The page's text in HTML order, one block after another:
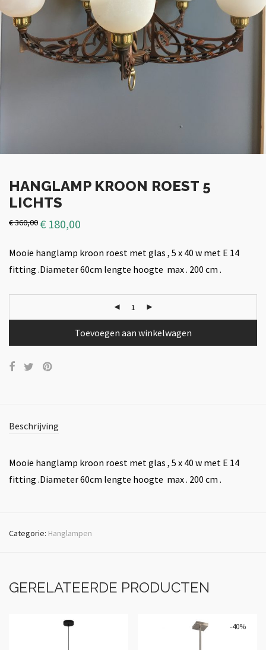
HANGLAMP KROON ROEST 5
LICHTS
€360,00€ 180,00
Mooie hanglamp kroon roest met glas , 5 x 40 w met E 14
fitting .Diameter 60cm lengte hoogte max . 200 cm .
Toevoegen aan winkelwagen
Beschrijving
Mooie hanglamp kroon roest met glas , 5 x 40 w met E 14
fitting .Diameter 60cm lengte hoogte max . 200 cm .
Categorie: Hanglampen
GERELATEERDE PRODUCTEN
-40%